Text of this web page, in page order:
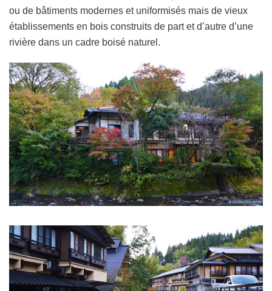
ou de bâtiments modernes et uniformisés mais de vieux
établissements en bois construits de part et d’autre d’une
rivière dans un cadre boisé naturel.